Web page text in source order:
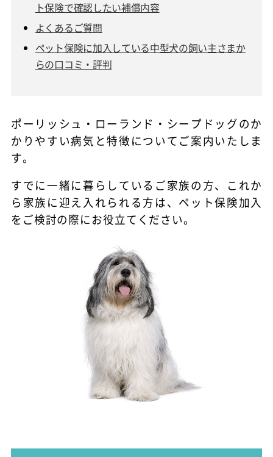
ト保険で確認したい補償内容
よくあるご質問
ペット保険に加入している中型犬の飼い主さまか
らの口コミ・評判
ポーリッシュ・ローランド・シープドッグのか
かりやすい病気と特徴についてご案内いたしま
す。
すでに一緒に暮らしているご家族の方、これか
ら家族に迎え入れられる方は、ペット保険加入
をご検討の際にお役立てください。